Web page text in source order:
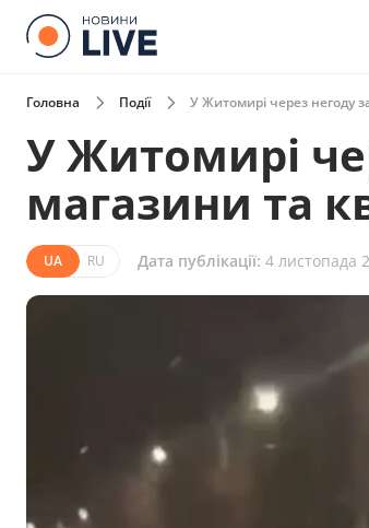
Головна Події У Житомирі через негоду
У Житомирі
магазини та
UA RU Дата публікації: 4 листопада